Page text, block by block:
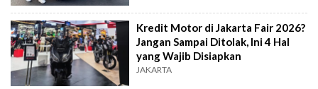
Kredit Motor di Jakarta Fair 2026?
Jangan Sampai Ditolak, Ini 4 Hal
yang Wajib Disiapkan
JAKARTA